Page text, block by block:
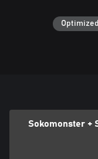
Sokomonster +